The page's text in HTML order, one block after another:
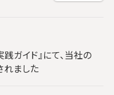
ガイド』にて、当社の
れました